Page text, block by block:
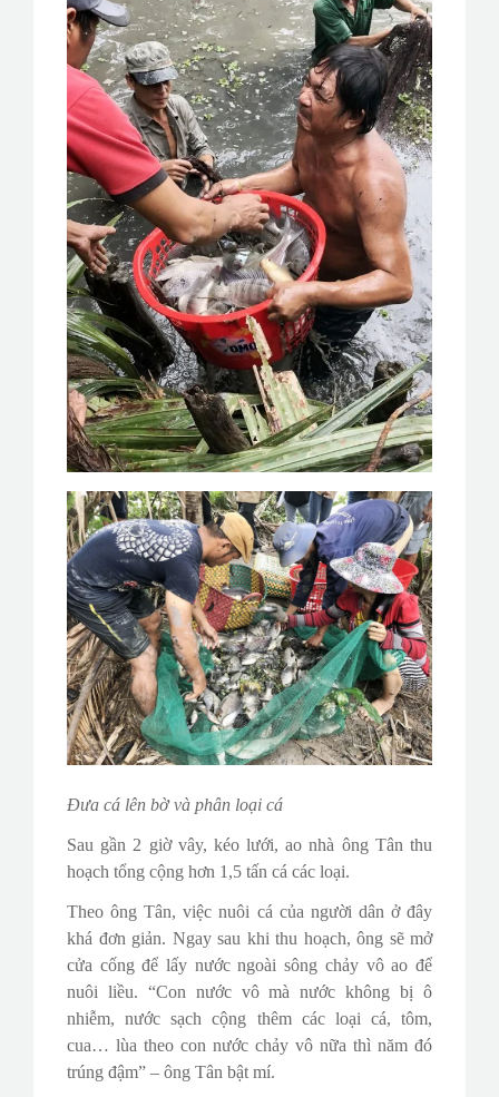
Đưa cá lên bờ và phân loại cá
Sau gần 2 giờ vây, kéo lưới, ao nhà ông Tân thu
hoạch tổng cộng hơn 1,5 tấn cá các loại.
Theo ông Tân, việc nuôi cá của người dân ở đây
khá đơn giản. Ngay sau khi thu hoạch, ông sẽ mở
cửa cống để lấy nước ngoài sông chảy vô ao để
nuôi liều. “Con nước vô mà nước không bị ô
nhiễm, nước sạch cộng thêm các loại cá, tôm,
cua… lùa theo con nước chảy vô nữa thì năm đó
trúng đậm” – ông Tân bật mí.